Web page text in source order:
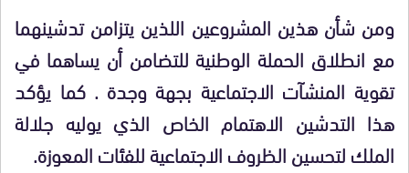
ومن شأن هذين المشروعين اللذين يتزامن تدشينهما
مع انطلاق الحملة الوطنية للتضامن أن يساهما في
تقوية المنشآت الاجتماعية بجهة وجدة . كما يؤكد
هذا التدشين الاهتمام الخاص الذي يوليه جلالة
الملك لتحسين الظروف الاجتماعية للفئات المعوزة.